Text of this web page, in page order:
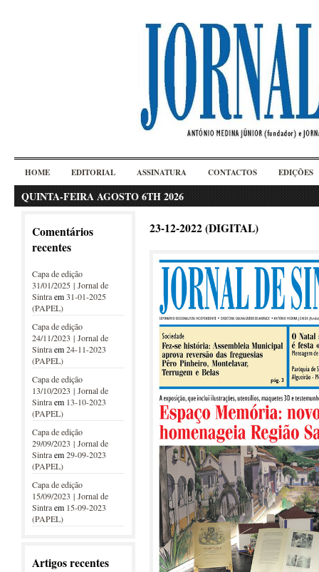
HOME EDITORIAL ASSINATURA CONTACTOS EDIÇÕES
QUINTA-FEIRA AGOSTO 6TH 2026
Comentários
recentes
Capa de edição
31/01/2025 | Jornal de
Sintraem31-01-2025
(PAPEL)
Capa de edição
24/11/2023 | Jornal de
Sintraem24-11-2023
(PAPEL)
Capa de edição
13/10/2023 | Jornal de
Sintraem 13-10-2023
(PAPEL)
Capa de edição
29/09/2023 | Jornal de
Sintraem29-09-2023
(PAPEL)
Capa de edição
15/09/2023 | Jornal de
Sintraem 15-09-2023
(PAPEL)
Artigos recentes
23-12-2022 (DIGITAL)